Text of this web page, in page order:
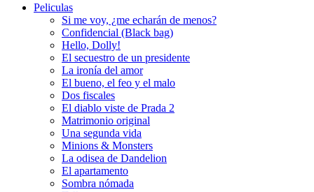
Peliculas
Si me voy, ¿me echarán de menos?
Confidencial (Black bag)
Hello, Dolly!
El secuestro de un presidente
La ironía del amor
El bueno, el feo y el malo
Dos fiscales
El diablo viste de Prada 2
Matrimonio original
Una segunda vida
Minions & Monsters
La odisea de Dandelion
El apartamento
Sombra nómada